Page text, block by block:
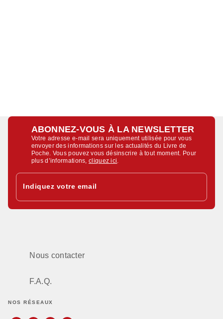
ABONNEZ-VOUS À LA NEWSLETTER
Votre adresse e-mail sera uniquement utilisée pour vous
envoyer des informations sur les actualités du Livre de
Poche. Vous pouvez vous désinscrire à tout moment. Pour
plus d’informations,cliquez ici
Indiquez votre email
Nous contacter
F.A.Q.
NOS RÉSEAUX